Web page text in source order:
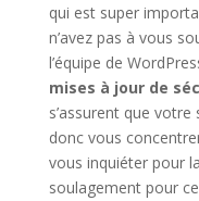
qui est super
n’avez pas à vous
l’équipe de
mises à jour de
s’assurent que
donc vous
vous inquiéter pour
soulagement pour